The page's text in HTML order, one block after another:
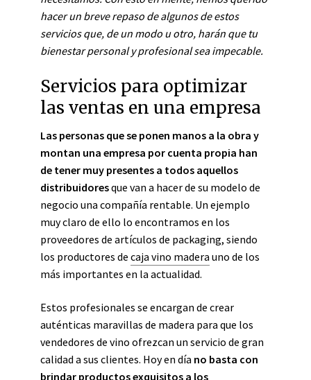
hacer un breve repaso de algunos de estos
servicios que, de un modo u otro, harán que tu
bienestar personal y profesional sea impecable.
Servicios para optimizar
las ventas en una empresa
Las personas que se ponen manos a la obra y
montan una empresa por cuenta propia han
de tener muy presentes a todos aquellos
distribuidoresque van a hacer de su modelo de
negocio una compañía rentable. Un ejemplo
muy claro de ello lo encontramos en los
proveedores de artículos de packaging, siendo
los productores de caja vino madera uno de los
más importantes en la actualidad.
Estos profesionales se encargan de crear
auténticas maravillas de madera para que los
vendedores de vino ofrezcan un servicio de gran
calidad a sus clientes. Hoy en día no basta con
brindar productos exquisitos a los